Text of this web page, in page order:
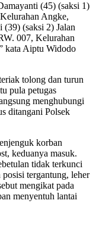
(45) (saksi 1)
Angke,
(39) (saksi 2) Jalan
007, Kelurahan
kata Aiptu Widodo
tolong dan turun
pula petugas
menghubungi
ditangani Polsek
korban
keduanya masuk.
tidak terkunci
tergantung, leher
mengikat pada
menyentuh lantai